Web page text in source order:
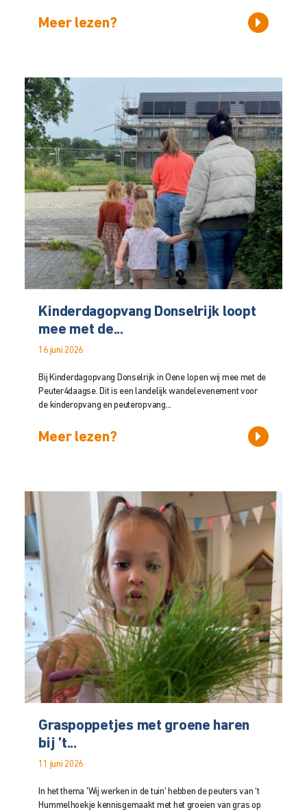
Meer lezen?
Kinderdagopvang Donselrijk loopt
mee met de...
16 juni 2026
Bij Kinderdagopvang Donselrijk in Oene lopen wij mee met de
Peuter4daagse. Dit is een landelijk wandelevenement voor
de kinderopvang en peuteropvang...
Meer lezen?
Graspoppetjes met groene haren
bij ’t...
11 juni 2026
In het thema 'Wij werken in de tuin' hebben de peuters van ‘t
Hummelhoekje kennisgemaakt met het groeien van gras op